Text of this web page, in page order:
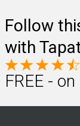
Follow
with
FREE -